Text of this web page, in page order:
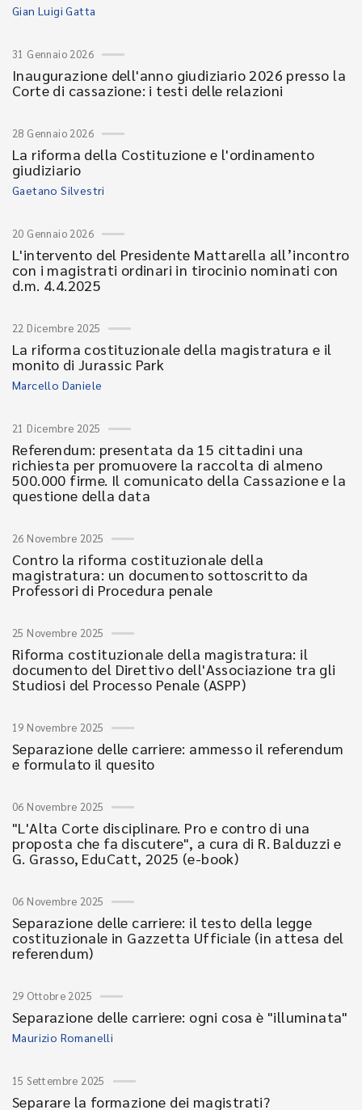
Gian Luigi Gatta
31 Gennaio 2026
Inaugurazione dell'anno giudiziario 2026 presso la
Corte di cassazione: i testi delle relazioni
28 Gennaio 2026
La riforma della Costituzione e l'ordinamento
giudiziario
Gaetano Silvestri
20 Gennaio 2026
L'intervento del Presidente Mattarella all’incontro
con i magistrati ordinari in tirocinio nominati con
d.m. 4.4.2025
22 Dicembre 2025
La riforma costituzionale della magistratura e il
monito di Jurassic Park
Marcello Daniele
21 Dicembre 2025
Referendum: presentata da 15 cittadini una
richiesta per promuovere la raccolta di almeno
500.000 firme. Il comunicato della Cassazione e la
questione della data
26 Novembre 2025
Contro la riforma costituzionale della
magistratura: un documento sottoscritto da
Professori di Procedura penale
25 Novembre 2025
Riforma costituzionale della magistratura: il
documento del Direttivo dell'Associazione tra gli
Studiosi del Processo Penale (ASPP)
19 Novembre 2025
Separazione delle carriere: ammesso il referendum
e formulato il quesito
06 Novembre 2025
"L'Alta Corte disciplinare. Pro e contro di una
proposta che fa discutere", a cura di R. Balduzzi e
G. Grasso, EduCatt, 2025 (e-book)
06 Novembre 2025
Separazione delle carriere: il testo della legge
costituzionale in Gazzetta Ufficiale (in attesa del
referendum)
29 Ottobre 2025
Separazione delle carriere: ogni cosa è "illuminata"
Maurizio Romanelli
15 Settembre 2025
Separare la formazione dei magistrati?